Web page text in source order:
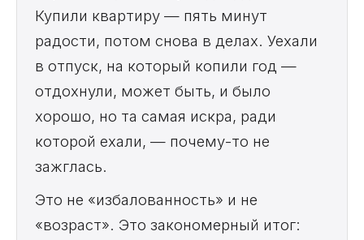
Купили квартиру — пять минут
радости, потом снова в делах. Уехали
в отпуск, на который копили год —
отдохнули, может быть, и было
хорошо, но та самая искра, ради
которой ехали, — почему-то не
зажглась.
Это не «избалованность» и не
«возраст». Это закономерный итог: